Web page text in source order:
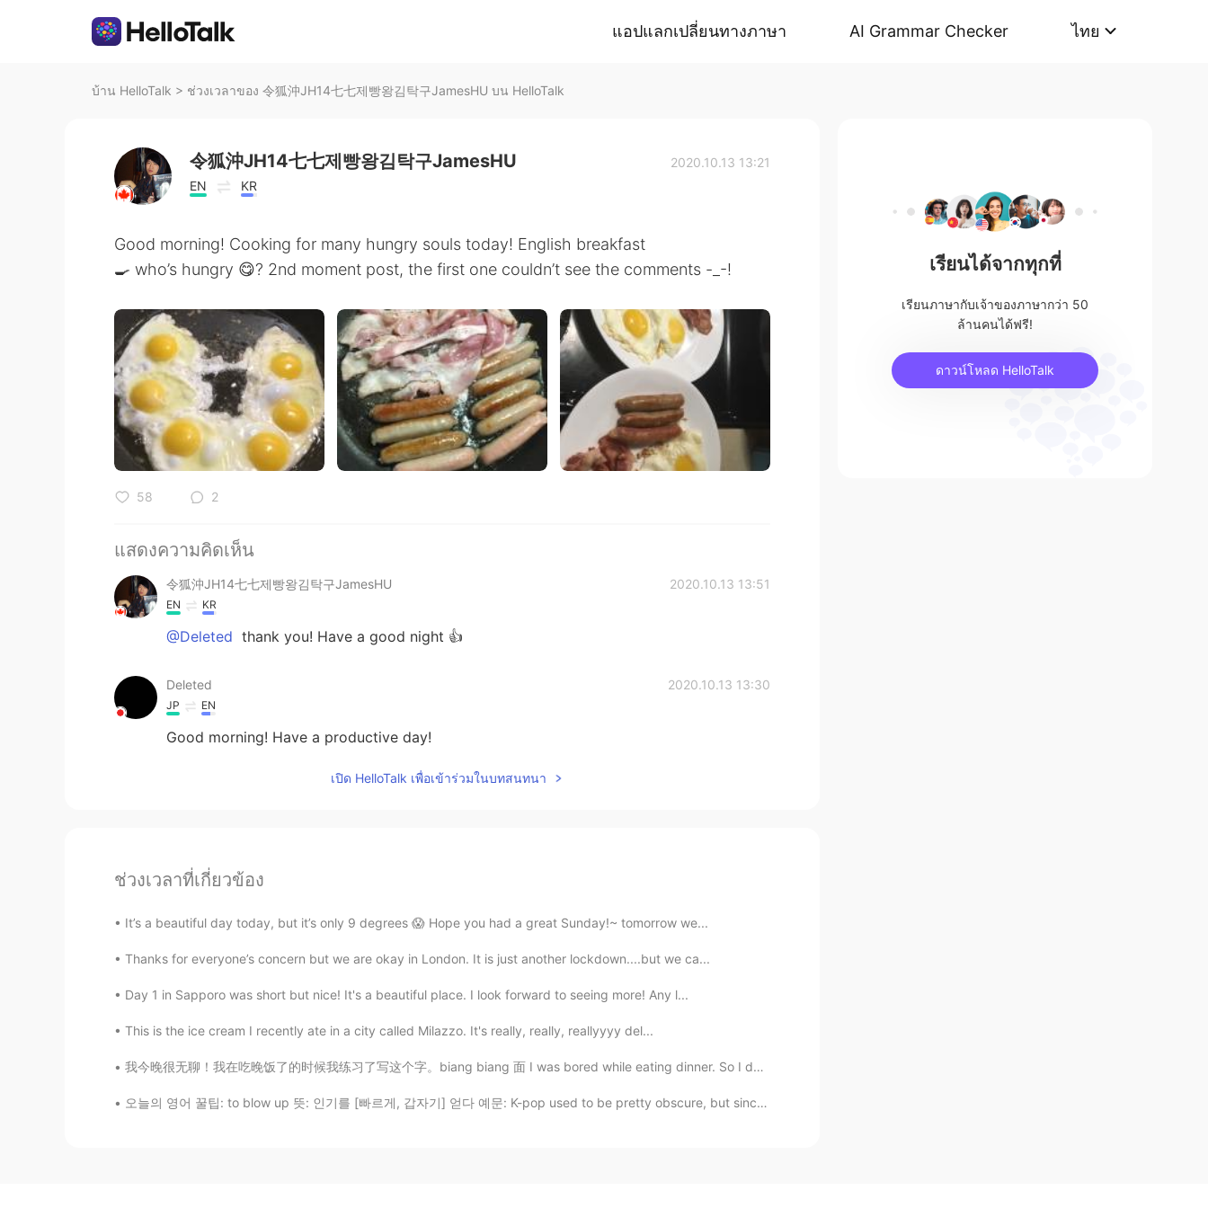
แอปแลกเปลี่ยนทางภาษา AI Grammar Checker ไทย
บ้าน HelloTalk > ช่วงเวลาของ 令狐沖JH14七七제빵왕김탁구JamesHU บน HelloTalk
令狐沖JH14七七제빵왕김탁구JamesHU
EN KR
2020.10.13 13:21
Good morning! Cooking for many hungry souls today! English breakfast
🍳 who’s hungry 😋? 2nd moment post, the first one couldn’t see the comments -_-!
58 2
แสดงความคิดเห็น
令狐沖JH14七七제빵왕김탁구JamesHU 2020.10.13 13:51
EN KR
@Deleted thank you! Have a good night 👍
Deleted 2020.10.13 13:30
JP EN
Good morning! Have a productive day!
เปิด HelloTalk เพื่อเข้าร่วมในบทสนทนา
ช่วงเวลาที่เกี่ยวข้อง
It’s a beautiful day today, but it’s only 9 degrees 😱 Hope you had a great Sunday!~ tomorrow we...
Thanks for everyone’s concern but we are okay in London. It is just another lockdown....but we ca...
Day 1 in Sapporo was short but nice! It's a beautiful place. I look forward to seeing more! Any l...
This is the ice cream I recently ate in a city called Milazzo. It's really, really, reallyyyy del...
我今晚很无聊！我在吃晚饭了的时候我练习了写这个字。biang biang 面 I was bored while eating dinner. So I decided to practice...
오늘의 영어 꿀팁: to blow up 뜻: 인기를 [빠르게, 갑자기] 얻다 예문: K-pop used to be pretty obscure, but since BTS b...
เรียนได้จากทุกที่
เรียนภาษากับเจ้าของภาษากว่า 50
ล้านคนได้ฟรี!
ดาวน์โหลด HelloTalk